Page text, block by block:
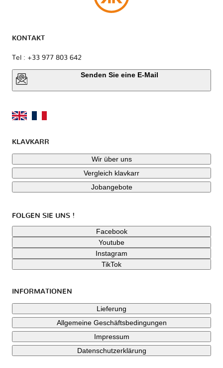
KONTAKT
Tel : +33 977 803 642
Senden Sie eine E-Mail
KLAVKARR
Wir über uns
Vergleich klavkarr
Jobangebote
FOLGEN SIE UNS !
Facebook
Youtube
Instagram
TikTok
INFORMATIONEN
Lieferung
Allgemeine Geschäftsbedingungen
Impressum
Datenschutzerklärung